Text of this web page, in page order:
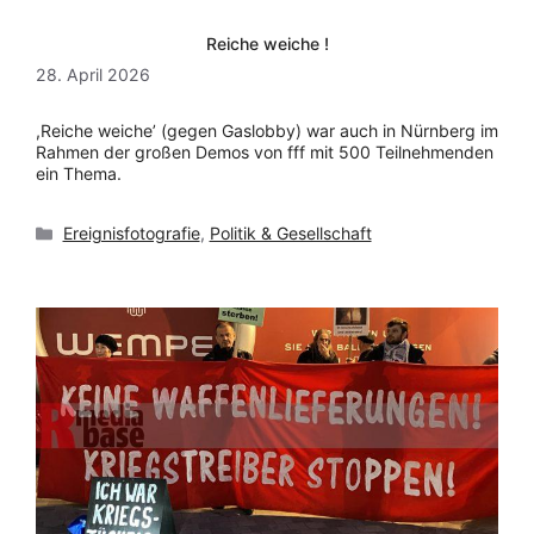
Reiche weiche !
28. April 2026
,Reiche weiche’ (gegen Gaslobby) war auch in Nürnberg im
Rahmen der großen Demos von fff mit 500 Teilnehmenden
ein Thema.
Kategorien
Ereignisfotografie, Politik & Gesellschaft